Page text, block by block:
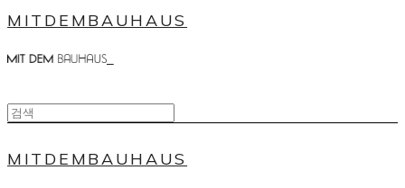
MITDEMBAUHAUS
MITDEMBAUHAUS